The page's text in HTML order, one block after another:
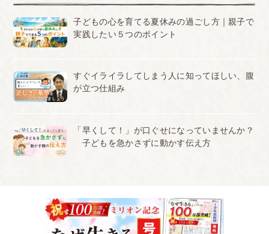
子どもの心を育てる夏休みの過ごし方｜親子で
実践したい５つのポイント
すぐイライラしてしまう人に知ってほしい、腹
が立つ仕組み
「早くして！」が口ぐせになっていませんか？
子どもを急かさずに動かす伝え方